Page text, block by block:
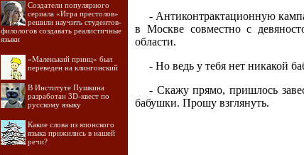
Создатели популярного
сериала «Игра престолов»
решили научить студентов-
филологов создавать реалистичные
языки
«Маленький принц» был
переведен на клингонский
В Институте Пушкина
разработан 3D-квест по
русскому языку
Какие слова из японского
языка прижились в нашей
речи?
- Антиконтрактационную
в Москве совместно с
области.
- Но ведь у тебя нет никакой
- Скажу прямо, пришлось
бабушки. Прошу взглянуть.